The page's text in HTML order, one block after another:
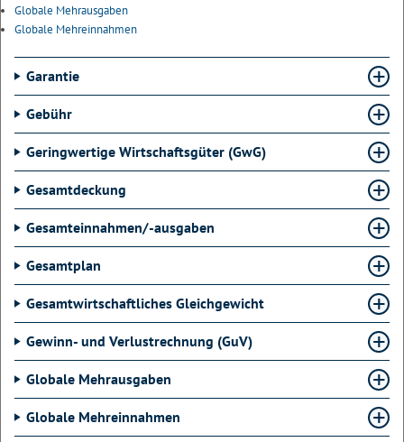
Globale Mehrausgaben
Globale Mehreinnahmen
Garantie
Gebühr
Geringwertige Wirtschaftsgüter (GwG)
Gesamtdeckung
Gesamteinnahmen/-ausgaben
Gesamtplan
Gesamtwirtschaftliches Gleichgewicht
Gewinn- und Verlustrechnung (GuV)
Globale Mehrausgaben
Globale Mehreinnahmen